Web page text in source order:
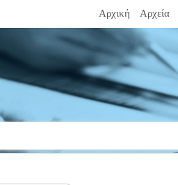
Αρχική Αρχεία